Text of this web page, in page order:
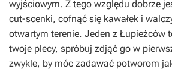
wyjściowym. Z tego względu dobrze
cut-scenki, cofnąć się kawałek i
otwartym terenie. Jeden z Łupieżców
twoje plecy, spróbuj zdjąć go w
zwykle, by móc zadawać potworom